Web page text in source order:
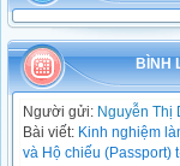
BÌNH
Người gửi: Nguyễn Thị
Bài viết: Kinh nghiệm
và Hộ chiếu (Passport)